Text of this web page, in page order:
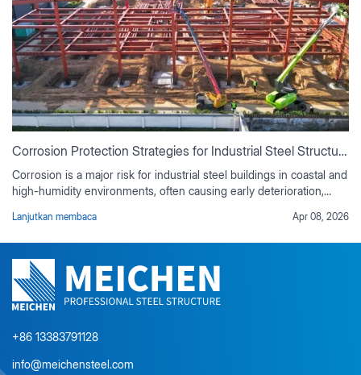
Corrosion Protection Strategies for Industrial Steel Structures
Corrosion is a major risk for industrial steel buildings in coastal and
high-humidity environments, often causing early deterioration,
controlled. This guide outlines practical corrosion protection
coating systems, corrosion-resistant design detailing, and
preventive maintenance planning. It also explains the value of
duplex coating systems, ISO-compliant surface preparation, and
Lanjutkan membaca Apr 08, 2026
+86 13383791128
info@meichensteel.com